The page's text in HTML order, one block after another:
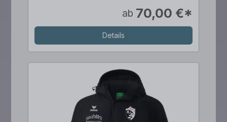
ab 70,00 €*
Details